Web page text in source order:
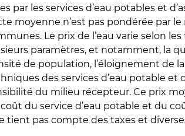
par les services d’eau potables et
moyenne n’est pas pondérée par
Le prix de l’eau varie selon
paramètres, et notamment, la
de population, l’éloignement de
des services d’eau potable et
du milieu récepteur. Ce prix
du service d’eau potable et du
tient pas compte des taxes et